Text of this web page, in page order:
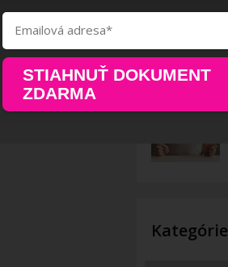
Kategórie
STIAHNUŤ DOKUMENT
ZDARMA